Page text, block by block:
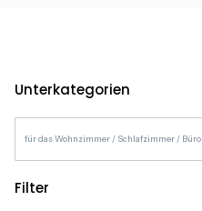
Unterkategorien
für das Wohnzimmer / Schlafzimmer / Büro
Filter